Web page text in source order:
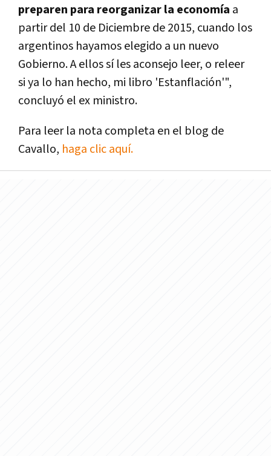
preparen para reorganizar la economía a
partir del 10 de Diciembre de 2015, cuando los
argentinos hayamos elegido a un nuevo
Gobierno. A ellos sí les aconsejo leer, o releer
si ya lo han hecho, mi libro 'Estanflación'",
concluyó el ex ministro.
Para leer la nota completa en el blog de
Cavallo, haga clic aquí.